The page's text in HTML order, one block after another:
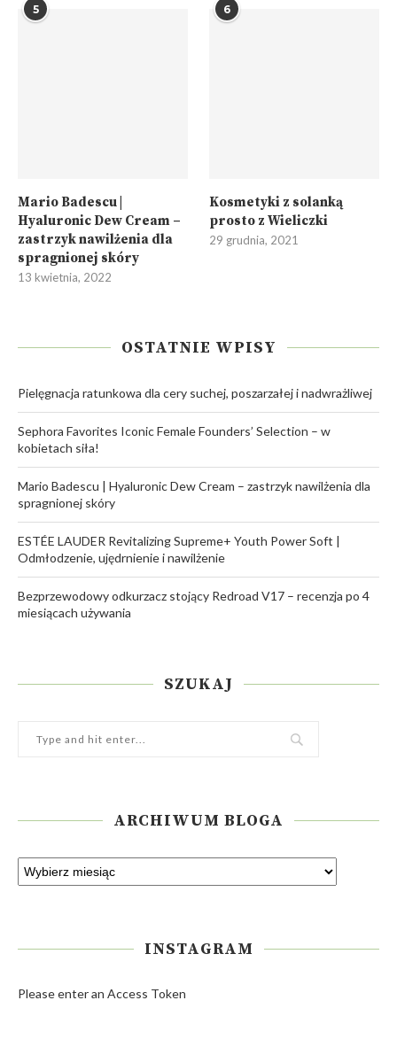
5
Mario Badescu |
Hyaluronic Dew Cream –
zastrzyk nawilżenia dla
spragnionej skóry
13 kwietnia, 2022
6
Kosmetyki z solanką
prosto z Wieliczki
29 grudnia, 2021
OSTATNIE WPISY
Pielęgnacja ratunkowa dla cery suchej, poszarzałej i nadwrażliwej
Sephora Favorites Iconic Female Founders’ Selection – w
kobietach siła!
Mario Badescu | Hyaluronic Dew Cream – zastrzyk nawilżenia dla
spragnionej skóry
ESTÉE LAUDER Revitalizing Supreme+ Youth Power Soft |
Odmłodzenie, ujędrnienie i nawilżenie
Bezprzewodowy odkurzacz stojący Redroad V17 – recenzja po 4
miesiącach używania
SZUKAJ
ARCHIWUM BLOGA
INSTAGRAM
Please enter an Access Token